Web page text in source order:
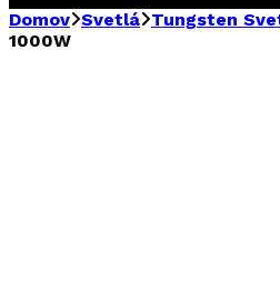
Domov Svetlá Tungsten
1000W